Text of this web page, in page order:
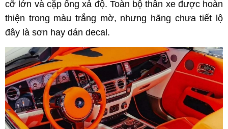
cỡ lớn và cặp ống xả độ. Toàn bộ thân xe được hoàn
thiện trong màu trắng mờ, nhưng hãng chưa tiết lộ
đây là sơn hay dán decal.